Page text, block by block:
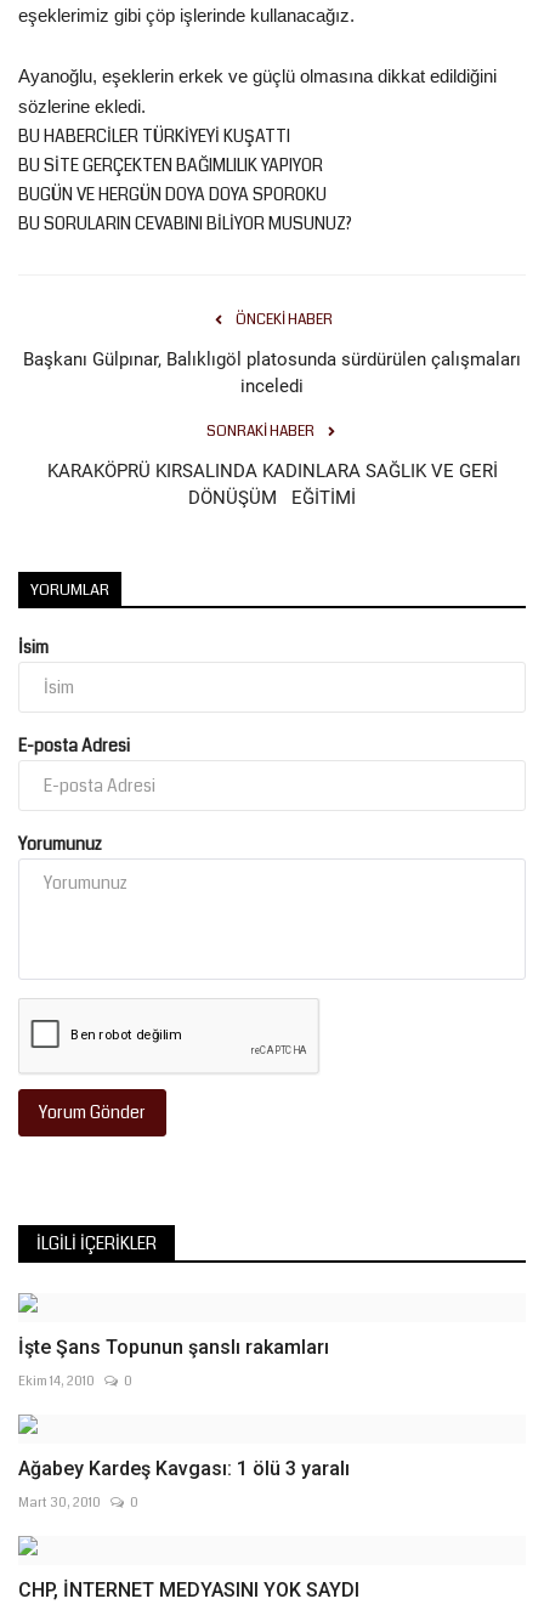
eşeklerimiz gibi çöp işlerinde kullanacağız.
Ayanoğlu, eşeklerin erkek ve güçlü olmasına dikkat edildiğini
sözlerine ekledi.
BU HABERCİLER TÜRKİYEYİ KUŞATTI
BU SİTE GERÇEKTEN BAĞIMLILIK YAPIYOR
BUGÜN VE HERGÜN DOYA DOYA SPOROKU
BU SORULARIN CEVABINI BİLİYOR MUSUNUZ?
ÖNCEKI HABER
Başkanı Gülpınar, Balıklıgöl platosunda sürdürülen çalışmaları
inceledi
SONRAKI HABER
KARAKÖPRÜ KIRSALINDA KADINLARA SAĞLIK VE GERİ
DÖNÜŞÜM EĞİTİMİ
YORUMLAR
İsim
E-posta Adresi
Yorumunuz
Yorum Gönder
İLGILI İÇERIKLER
İşte Şans Topunun şanslı rakamları
Ekim 14, 2010 0
Ağabey Kardeş Kavgası: 1 ölü 3 yaralı
Mart 30, 2010 0
CHP, İNTERNET MEDYASINI YOK SAYDI